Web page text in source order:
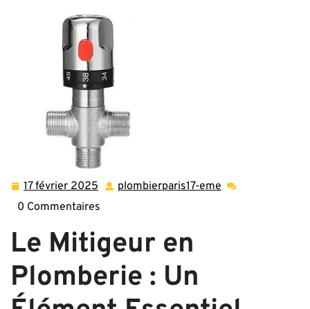
17 février 2025 17
février
plombierparis17-eme plombierparis17-
0 Commentaires
Le Mitigeur en
Plomberie : Un